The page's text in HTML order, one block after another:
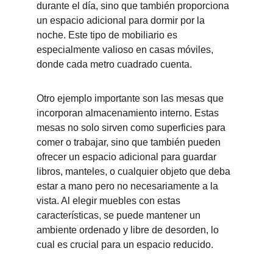
durante el día, sino que también proporciona
un espacio adicional para dormir por la
noche. Este tipo de mobiliario es
especialmente valioso en casas móviles,
donde cada metro cuadrado cuenta.
Otro ejemplo importante son las mesas que
incorporan almacenamiento interno. Estas
mesas no solo sirven como superficies para
comer o trabajar, sino que también pueden
ofrecer un espacio adicional para guardar
libros, manteles, o cualquier objeto que deba
estar a mano pero no necesariamente a la
vista. Al elegir muebles con estas
características, se puede mantener un
ambiente ordenado y libre de desorden, lo
cual es crucial para un espacio reducido.